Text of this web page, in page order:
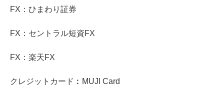
FX：ひまわり証券
FX：セントラル短資FX
FX：楽天FX
クレジットカード︰MUJI Card